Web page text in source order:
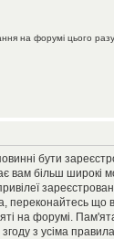
на форумі цього
бути
вам більш широкі
переконайтесь що
на форумі.
з усіма